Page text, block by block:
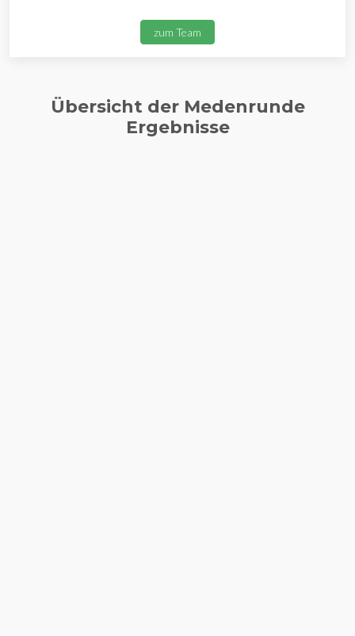
zum Team
Übersicht der Medenrunde
Ergebnisse